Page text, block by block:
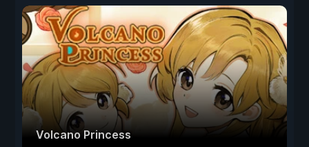
Volcano Princess